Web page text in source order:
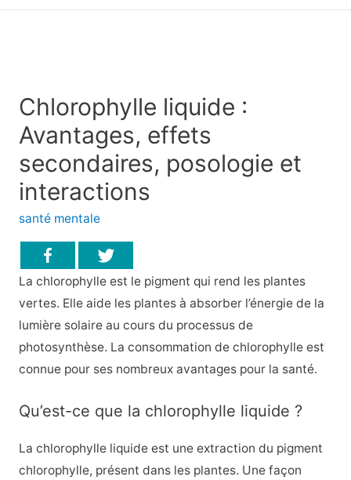
Chlorophylle liquide :
Avantages, effets
secondaires, posologie et
interactions
santé mentale
La chlorophylle est le pigment qui rend les plantes
vertes. Elle aide les plantes à absorber l’énergie de la
lumière solaire au cours du processus de
photosynthèse. La consommation de chlorophylle est
connue pour ses nombreux avantages pour la santé.
Qu’est-ce que la chlorophylle liquide ?
La chlorophylle liquide est une extraction du pigment
chlorophylle, présent dans les plantes. Une façon